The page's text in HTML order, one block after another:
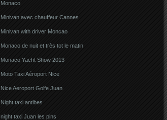
Monaco
Minivan avec chauffeur Cannes
Minivan with driver Moncao
Monaco de nuit et très tot le matin
Monaco Yacht Show 2013
Moto Taxi Aéroport Nice
Nice Aeroport Golfe Juan
Night taxi antibes
night taxi Juan les pins